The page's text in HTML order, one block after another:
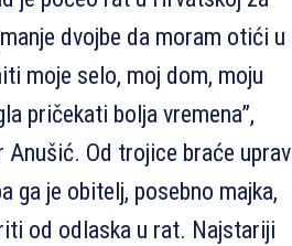
dvojbe da moram otići u
moje selo, moj dom, moju
pričekati bolja vremena”,
Od trojice braće
ga je obitelj, posebno majka,
od odlaska u rat. Najstariji